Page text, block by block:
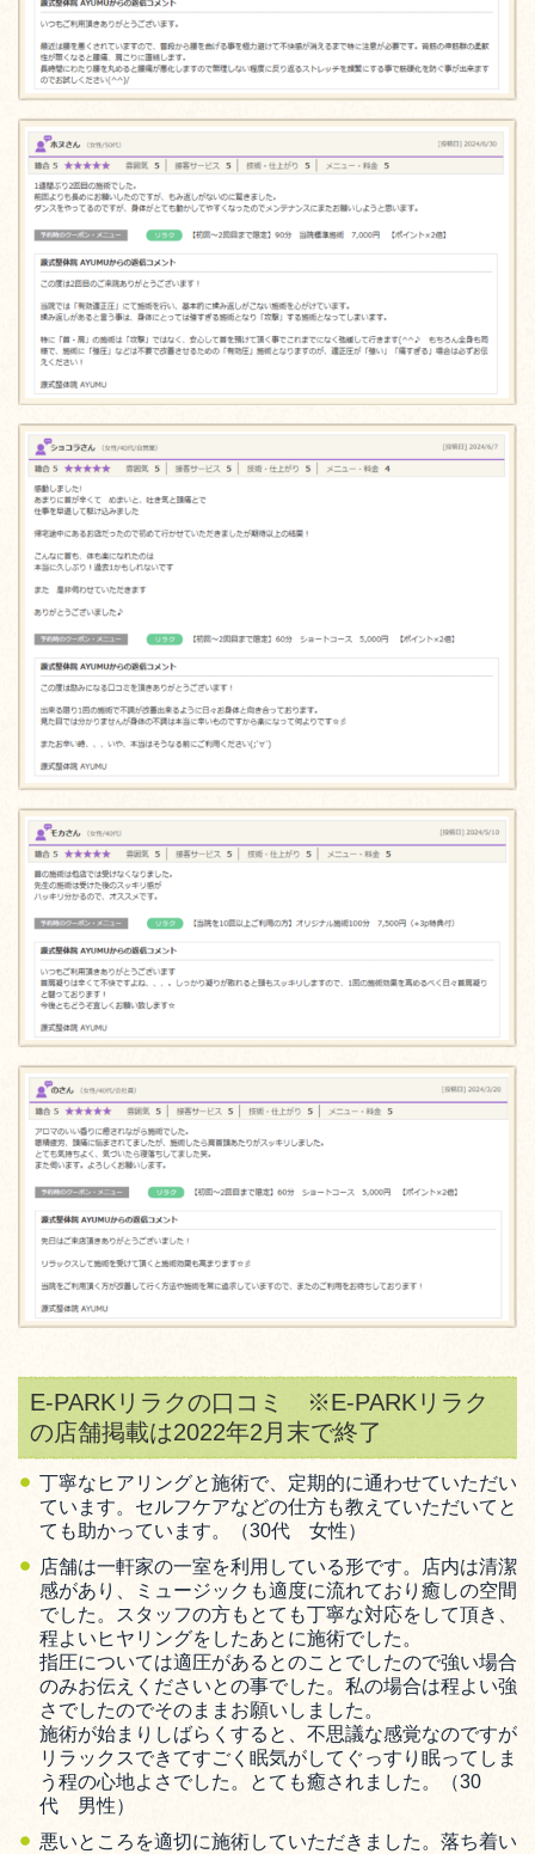
E-PARKリラクの口コミ
※E-PARKリラク
の店舗掲載は2022年2月末で終了
丁寧なヒアリングと施術で、定期的に通わせていただい
ています。セルフケアなどの仕方も教えていただいてと
ても助かっています。（30代 女性）
店舗は一軒家の一室を利用している形です。店内は清潔
感があり、ミュージックも適度に流れており癒しの空間
でした。スタッフの方もとても丁寧な対応をして頂き、
程よいヒヤリングをしたあとに施術でした。
指圧については適圧があるとのことでしたので強い場合
のみお伝えくださいとの事でした。私の場合は程よい強
さでしたのでそのままお願いしました。
施術が始まりしばらくすると、不思議な感覚なのですが
リラックスできてすごく眠気がしてぐっすり眠ってしま
う程の心地よさでした。とても癒されました。（30
代 男性）
悪いところを適切に施術していただきました。落ち着い